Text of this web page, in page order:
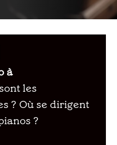
à
les
? Où se dirigent
?